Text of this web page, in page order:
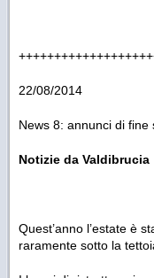
22/08/2014
News 8: annunci di fine
Notizie da Valdibrucia
Quest’anno l’estate è
raramente sotto la